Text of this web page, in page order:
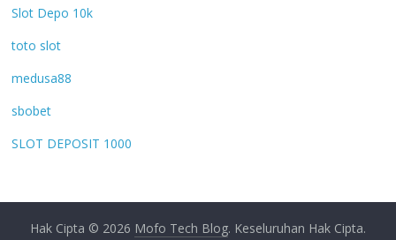
Slot Depo 10k
toto slot
medusa88
sbobet
SLOT DEPOSIT 1000
Hak Cipta © 2026 Mofo Tech Blog. Keseluruhan Hak Cipta.